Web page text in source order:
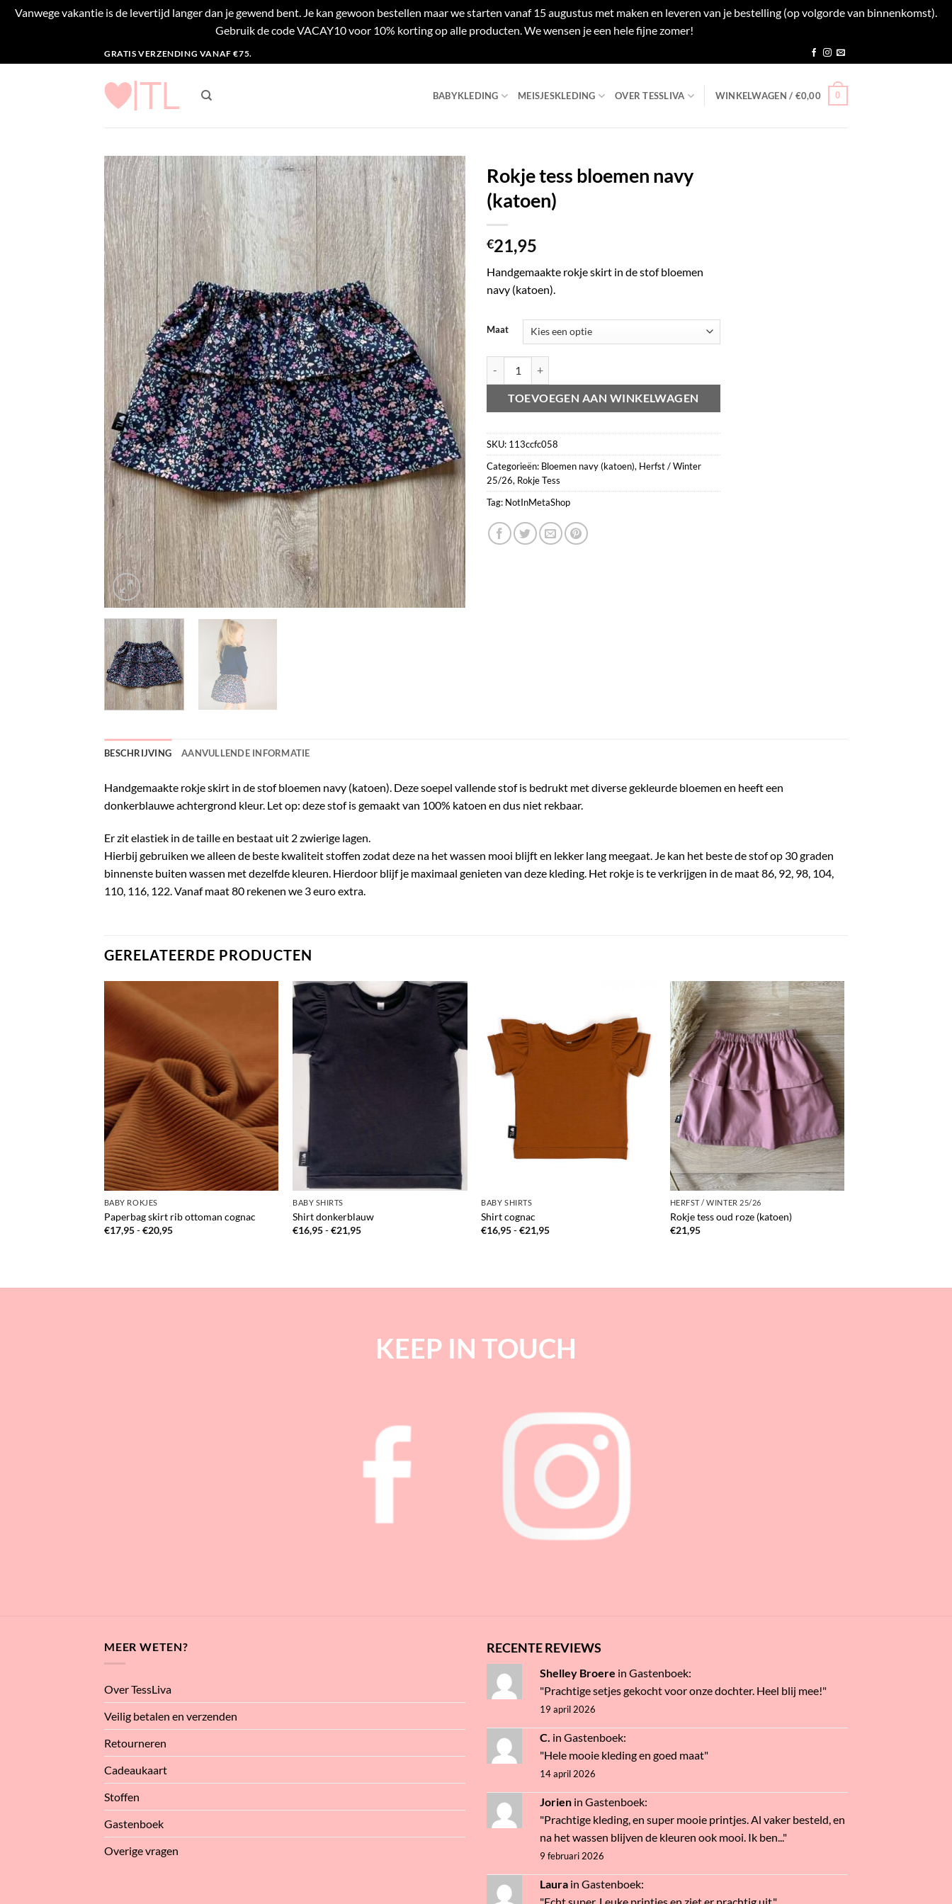
Vanwege vakantie is de levertijd langer dan je gewend bent. Je kan gewoon bestellen maar we starten vanaf 15 augustus met maken en leveren van je bestelling (op volgorde van binnenkomst).
Gebruik de code VACAY10 voor 10% korting op alle producten. We wensen je een hele fijne zomer!
naar
GRATIS VERZENDING VANAF €75.
BABYKLEDING MEISJESKLEDING OVER TESSLIVA WINKELWAGEN / €0,00 0
Rokje tess bloemen navy
(katoen)
€21,95
Handgemaakte rokje skirt in de stof bloemen
navy (katoen).
Maat
TOEVOEGEN AAN WINKELWAGEN
SKU: 113ccfc058
Categorieën: Bloemen navy (katoen), Herfst / Winter
25/26, Rokje Tess
Tag: NotInMetaShop
BESCHRIJVING AANVULLENDE INFORMATIE
Handgemaakte rokje skirt in de stof bloemen navy (katoen). Deze soepel vallende stof is bedrukt met diverse gekleurde bloemen en heeft een
donkerblauwe achtergrond kleur. Let op: deze stof is gemaakt van 100% katoen en dus niet rekbaar.
Er zit elastiek in de taille en bestaat uit 2 zwierige lagen.
Hierbij gebruiken we alleen de beste kwaliteit stoffen zodat deze na het wassen mooi blijft en lekker lang meegaat. Je kan het beste de stof op 30 graden
binnenste buiten wassen met dezelfde kleuren. Hierdoor blijf je maximaal genieten van deze kleding. Het rokje is te verkrijgen in de maat 86, 92, 98, 104,
110, 116, 122. Vanaf maat 80 rekenen we 3 euro extra.
GERELATEERDE PRODUCTEN
BABY ROKJES
Paperbag skirt rib ottoman cognac
€17,95-€20,95Prijsklasse:
BABY SHIRTS
Shirt donkerblauw
€16,95-€21,95Prijsklasse:
BABY SHIRTS
Shirt cognac
€16,95-€21,95Prijsklasse:
HERFST / WINTER 25/26
Rokje tess oud roze (katoen)
€21,95
KEEP IN TOUCH
MEER WETEN?
Over TessLiva
Veilig betalen en verzenden
Retourneren
Cadeaukaart
Stoffen
Gastenboek
Overige vragen
RECENTE REVIEWS
Shelley Broere in Gastenboek:
"Prachtige setjes gekocht voor onze dochter. Heel blij mee!"
19 april 2026
C. in Gastenboek:
"Hele mooie kleding en goed maat"
14 april 2026
Jorien in Gastenboek:
"Prachtige kleding, en super mooie printjes. Al vaker besteld, en
na het wassen blijven de kleuren ook mooi. Ik ben..."
9 februari 2026
Laura in Gastenboek:
"Echt super. Leuke printjes en ziet er prachtig uit."